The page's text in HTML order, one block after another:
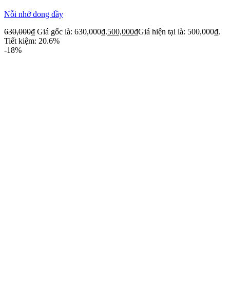
Nỗi nhớ đong đầy
630,000₫ Giá gốc là: 630,000₫.500,000₫Giá hiện tại là: 500,000₫.
Tiết kiệm: 20.6%
-18%